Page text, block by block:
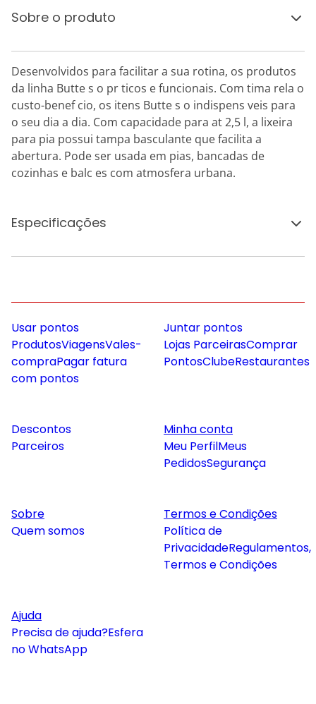
Sobre o produto
Desenvolvidos para facilitar a sua rotina, os produtos
da linha Butte s o pr ticos e funcionais. Com tima rela o
custo-benef cio, os itens Butte s o indispens veis para
o seu dia a dia. Com capacidade para at 2,5 l, a lixeira
para pia possui tampa basculante que facilita a
abertura. Pode ser usada em pias, bancadas de
cozinhas e balc es com atmosfera urbana.
Especificações
Usar pontos
ProdutosViagensVales-
compraPagar fatura
com pontos
Juntar pontos
Lojas ParceirasComprar
PontosClubeRestaurantes
Descontos
Parceiros
Minha conta
Meu PerfilMeus
PedidosSegurança
Sobre
Quem somos
Termos e Condições
Política de
PrivacidadeRegulamentos,
Termos e Condições
Ajuda
Precisa de ajuda?Esfera
no WhatsApp